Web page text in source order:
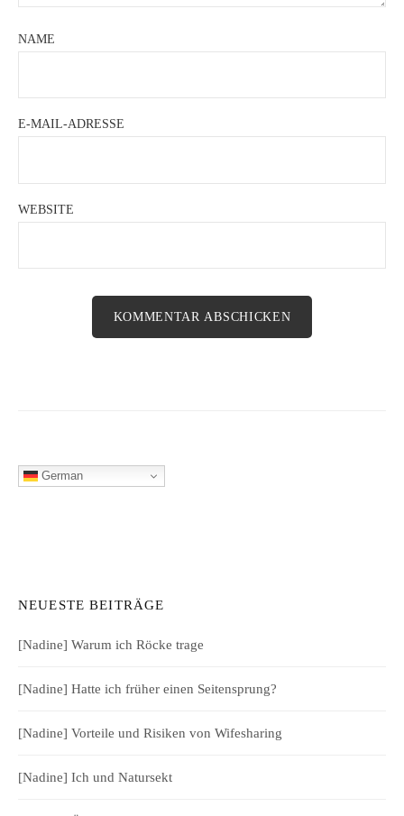
NAME
E-MAIL-ADRESSE
WEBSITE
German
NEUESTE BEITRÄGE
[Nadine] Warum ich Röcke trage
[Nadine] Hatte ich früher einen Seitensprung?
[Nadine] Vorteile und Risiken von Wifesharing
[Nadine] Ich und Natursekt